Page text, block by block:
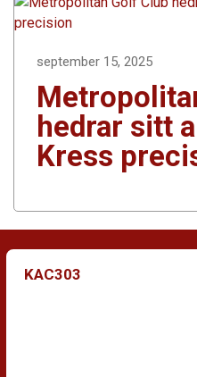
september 15, 2025
hedrar sitt
Kress
KAC303